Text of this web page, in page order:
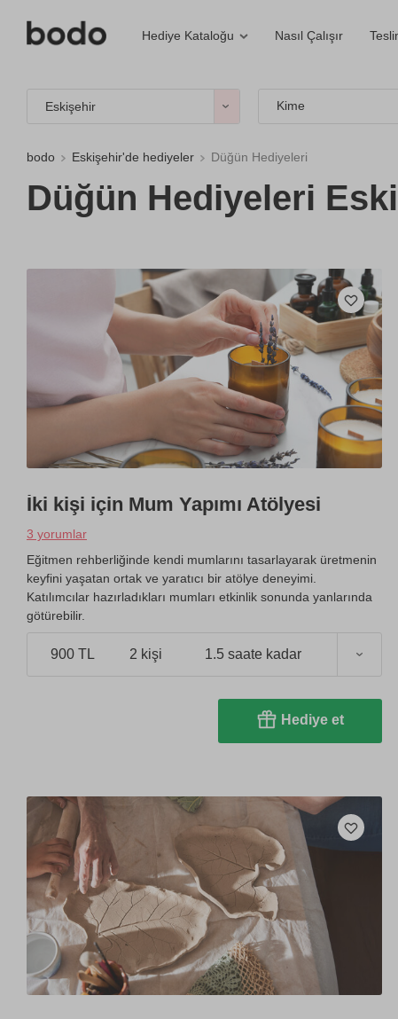
Hediye Kataloğu Nasıl Çalışır
Eskişehir Kime
bodo Eskişehir'de hediyeler Düğün Hediyeleri
Düğün Hediyeleri
İki kişi için Mum Yapımı Atölyesi
3 yorumlar
Eğitmen rehberliğinde kendi mumlarını tasarlayarak üretmenin
keyfini yaşatan ortak ve yaratıcı bir atölye deneyimi.
Katılımcılar hazırladıkları mumları etkinlik sonunda yanlarında
götürebilir.
900 TL 2 kişi 1.5 saate kadar
Hediye et